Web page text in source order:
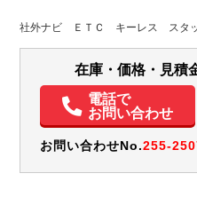
エアコン パワステ パワーウィンドウ
社外ナビ ＥＴＣ キーレス スタッ
在庫・価格・見積
電話で
お問い合わせ
お問い合わせNo.255-